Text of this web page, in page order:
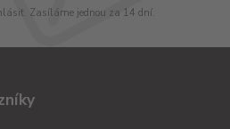
Zasíláme jednou za 14 dní.